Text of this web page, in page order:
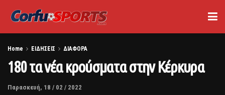
Home ΕΙΔΗΣΕΙΣ ΔΙΑΦΟΡΑ
180 τα νέα κρούσματα στην Κέρκυρα
Παρασκευή, 18 / 02 / 2022